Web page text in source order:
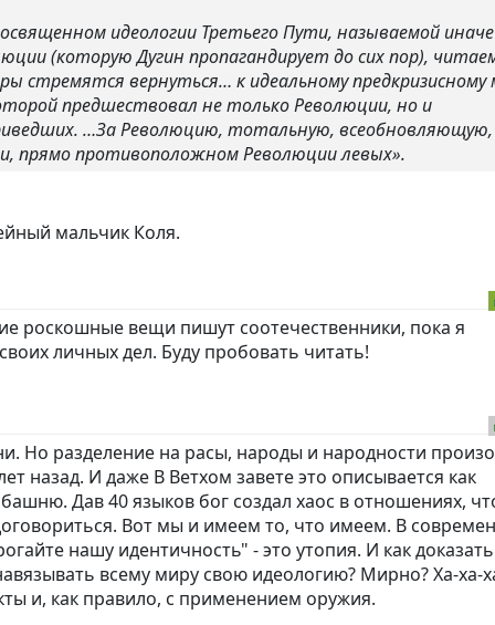
идеологии Третьего Пути, называемой иначе
(которую Дугин пропагандирует до сих пор),
стремятся вернуться… к идеальному предкризисному
предшествовал не только Революции, но и
…За Революцию, тотальную, всеобновляющую,
прямо противоположном Революции левых».
мальчик Коля.
роскошные вещи пишут соотечественники, пока я
личных дел. Буду пробовать читать!
Но разделение на расы, народы и народности
назад. И даже В Ветхом завете это описывается как
Дав 40 языков бог создал хаос в отношениях,
Вот мы и имеем то, что имеем. В
нашу идентичность" - это утопия. И как доказать
всему миру свою идеологию? Мирно? Ха-ха-
и, как правило, с применением оружия.